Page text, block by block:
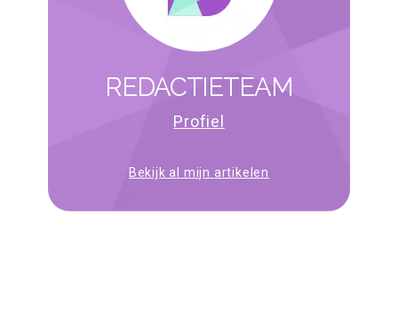
REDACTIETEAM
Profiel
Bekijk al mijn artikelen